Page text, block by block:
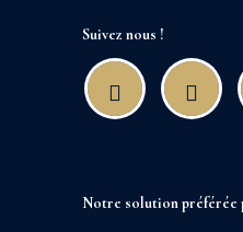
Suivez nous !
Notre solution